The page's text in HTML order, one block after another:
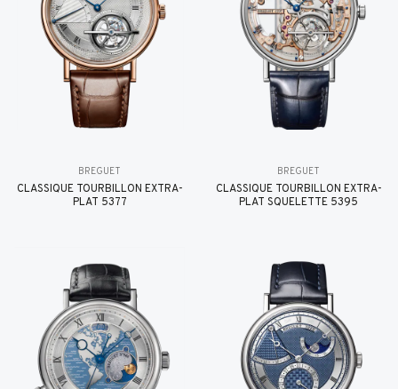
BREGUET
CLASSIQUE TOURBILLON EXTRA-
PLAT 5377
BREGUET
CLASSIQUE TOURBILLON EXTRA-
PLAT SQUELETTE 5395